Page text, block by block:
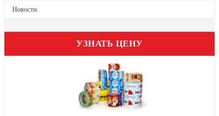
Новости
УЗНАТЬ ЦЕНУ